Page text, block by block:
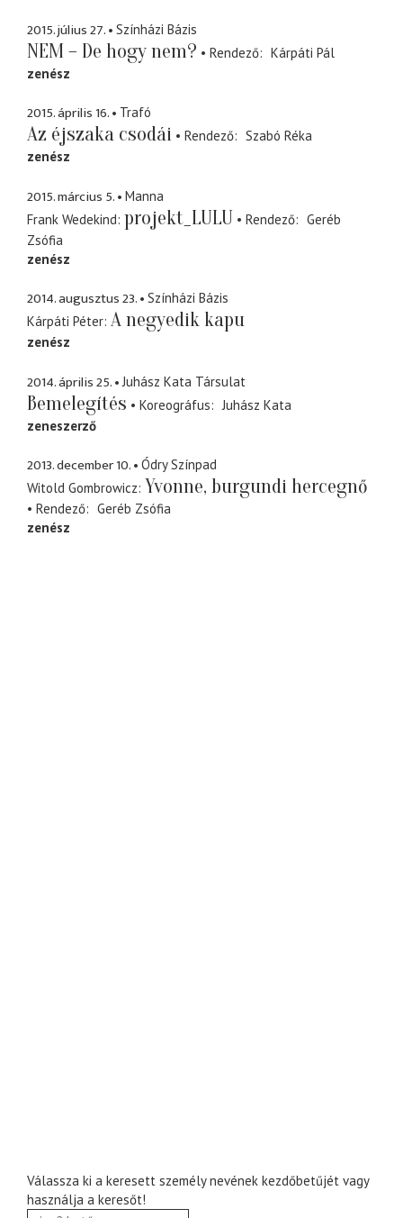
2015. július 27. Színházi Bázis
NEM – De hogy nem? Rendező
Kárpáti Pál
zenész
2015. április 16. Trafó
Az éjszaka csodái Rendező
Szabó Réka
zenész
2015. március 5.
Manna
Frank Wedekind projekt_LULU Rendező
Geréb
Zsófia
zenész
2014. augusztus 23.
Színházi Bázis
Kárpáti Péter A negyedik kapu
zenész
2014. április 25. Juhász Kata Társulat
Bemelegítés Koreográfus
Juhász Kata
zeneszerző
2013. december 10.
Ódry Színpad
Witold Gombrowicz Yvonne, burgundi hercegnő
Rendező
Geréb Zsófia
zenész
Válassza ki a keresett személy nevének kezdőbetűjét vagy
használja a keresőt!